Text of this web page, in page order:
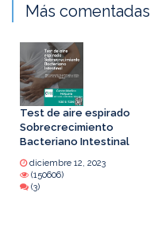
Más comentadas
Test de aire espirado
Sobrecrecimiento
Bacteriano Intestinal
diciembre 12, 2023
(150606)
(3)